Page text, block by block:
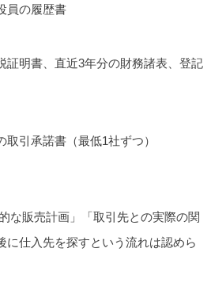
員の履歴書
証明書、直近3年分の財務諸表、登記
引承諾書（最低1社ずつ）
な販売計画」「取引先との実際の関
に仕入先を探すという流れは認めら